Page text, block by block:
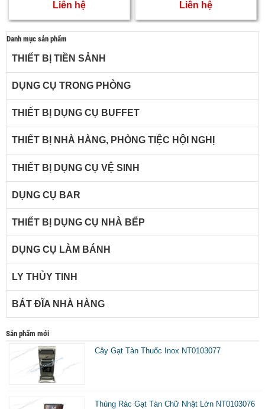
Liên hệ Liên hệ
Danh mục sản phẩm
THIẾT BỊ TIỀN SẢNH
DỤNG CỤ TRONG PHÒNG
THIẾT BỊ DỤNG CỤ BUFFET
THIẾT BỊ NHÀ HÀNG, PHÒNG TIỆC HỘI NGHỊ
THIẾT BỊ DỤNG CỤ VỆ SINH
DỤNG CỤ BAR
THIẾT BỊ DỤNG CỤ NHÀ BẾP
DỤNG CỤ LÀM BÁNH
LY THỦY TINH
BÁT ĐĨA NHÀ HÀNG
Sản phẩm mới
Cây Gạt Tàn Thuốc Inox NT0103077
Thùng Rác Gạt Tàn Chữ Nhật Lớn NT0103076